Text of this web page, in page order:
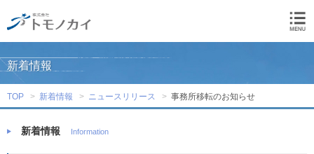
新着情報
TOP 新着情報 ニュースリリース 事務所移転のお知らせ
新着情報 Information